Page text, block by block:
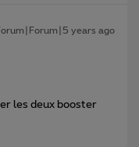
years ago
les deux booster